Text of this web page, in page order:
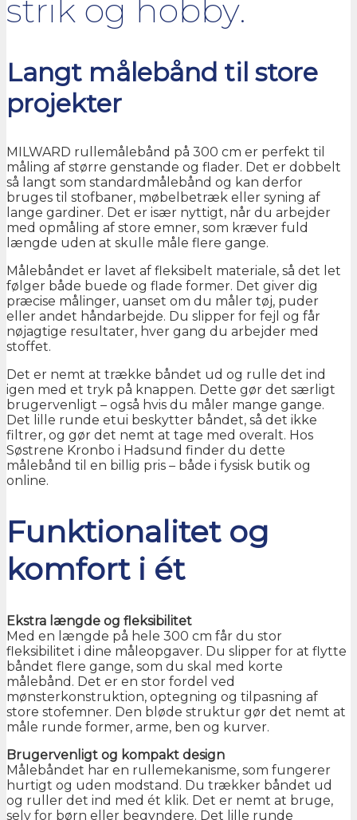
strik og hobby.
Langt målebånd til store
projekter
MILWARD rullemålebånd på 300 cm er perfekt til
måling af større genstande og flader. Det er dobbelt
så langt som standardmålebånd og kan derfor
bruges til stofbaner, møbelbetræk eller syning af
lange gardiner. Det er især nyttigt, når du arbejder
med opmåling af store emner, som kræver fuld
længde uden at skulle måle flere gange.
Målebåndet er lavet af fleksibelt materiale, så det let
følger både buede og flade former. Det giver dig
præcise målinger, uanset om du måler tøj, puder
eller andet håndarbejde. Du slipper for fejl og får
nøjagtige resultater, hver gang du arbejder med
stoffet.
Det er nemt at trække båndet ud og rulle det ind
igen med et tryk på knappen. Dette gør det særligt
brugervenligt – også hvis du måler mange gange.
Det lille runde etui beskytter båndet, så det ikke
filtrer, og gør det nemt at tage med overalt. Hos
Søstrene Kronbo i Hadsund finder du dette
målebånd til en billig pris – både i fysisk butik og
online.
Funktionalitet og
komfort i ét
Ekstra længde og fleksibilitet
Med en længde på hele 300 cm får du stor
fleksibilitet i dine måleopgaver. Du slipper for at flytte
båndet flere gange, som du skal med korte
målebånd. Det er en stor fordel ved
mønsterkonstruktion, optegning og tilpasning af
store stofemner. Den bløde struktur gør det nemt at
måle runde former, arme, ben og kurver.
Brugervenligt og kompakt design
Målebåndet har en rullemekanisme, som fungerer
hurtigt og uden modstand. Du trækker båndet ud
og ruller det ind med ét klik. Det er nemt at bruge,
selv for børn eller begyndere. Det lille runde